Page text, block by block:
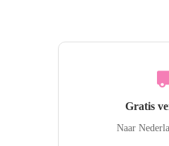
Gratis
Naar